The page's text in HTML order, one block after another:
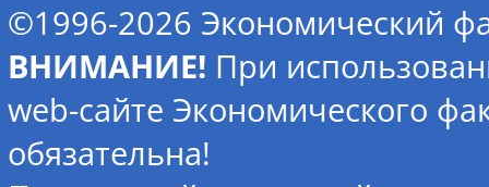
©1996-2026 Экономический
ВНИМАНИЕ! При
web-сайте Экономического
обязательна!